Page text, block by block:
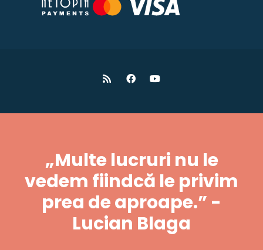
„Multe lucruri nu le
vedem fiindcă le privim
prea de aproape.” -
Lucian Blaga